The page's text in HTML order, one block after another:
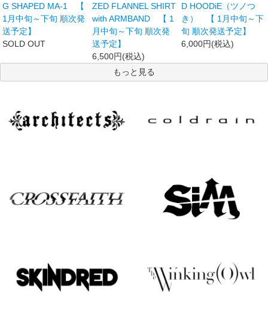
G SHAPED MA-1 【
1月中旬～下旬 順次発
送予定】
SOLD OUT
ZED FLANNEL SHIRT
with ARMBAND 【 1
月中旬～下旬 順次発
送予定】
6,500円(税込)
D HOODiE（ツノつ
き） 【 1月中旬～下
旬 順次発送予定】
6,000円(税込)
もっと見る